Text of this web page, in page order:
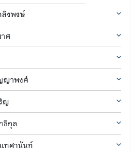
ลิงพงษ์
ศ
ญาพงศ์
ญ
ธิกุล
ทศานันท์